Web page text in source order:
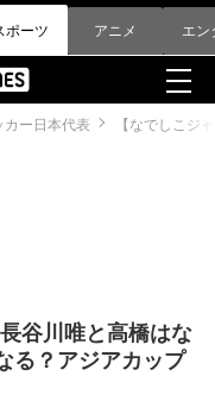
ポーツ アニメ エン
カー日本代表 【なでしこジ
谷川唯と高橋はな
る？アジアカップ